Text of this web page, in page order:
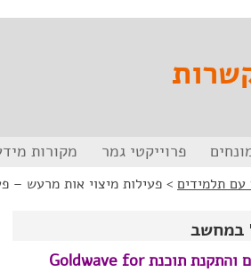
פרוייקטי גמר מקורות
עם תלמידים > פעילות מיצוי אות מרעש –
במחשב
שימוש במחשב עם כרטיס קול ורמקולים והתקנת תוכנת Goldwave for